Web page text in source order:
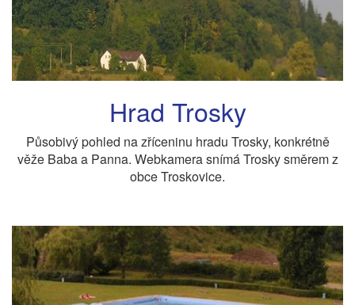
Hrad Trosky
Působivý pohled na zříceninu hradu Trosky, konkrétně
věže Baba a Panna. Webkamera snímá Trosky směrem z
obce Troskovice.